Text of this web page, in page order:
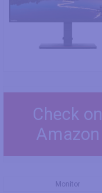
Check on
Amazon
Monitor